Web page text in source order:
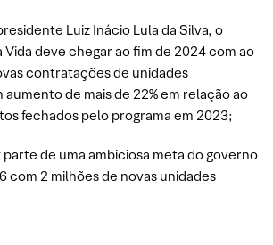
Luiz Inácio Lula da Silva, o
Vida deve chegar ao fim de 2024 com ao
contratações de unidades
de mais de 22% em relação ao
fechados pelo programa em 2023;
parte de uma ambiciosa meta do governo
com 2 milhões de novas unidades